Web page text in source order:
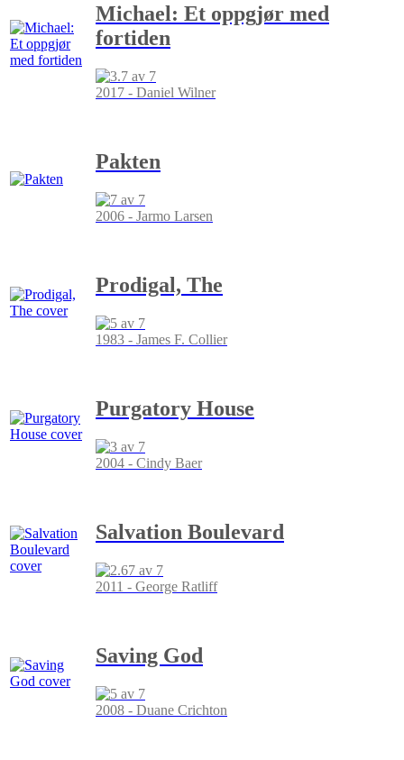
Michael: Et oppgjør med
fortiden
2017 - Daniel Wilner
Pakten
2006 - Jarmo Larsen
Prodigal, The
1983 - James F. Collier
Purgatory House
2004 - Cindy Baer
Salvation Boulevard
2011 - George Ratliff
Saving God
2008 - Duane Crichton